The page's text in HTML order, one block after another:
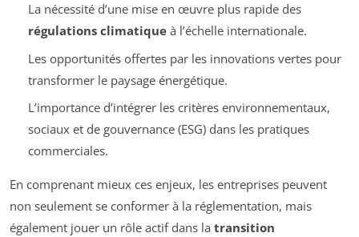
La nécessité d’une mise en œuvre plus rapide des
régulations climatiqueà l’échelle internationale.
Les opportunités offertes par les innovations vertes pour
transformer le paysage énergétique.
L’importance d’intégrer les critères environnementaux,
sociaux et de gouvernance (ESG) dans les pratiques
commerciales.
En comprenant mieux ces enjeux, les entreprises peuvent
non seulement se conformer à la réglementation, mais
également jouer un rôle actif dans la transition